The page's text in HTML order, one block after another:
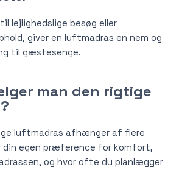
lejlighedslige besøg eller
giver en luftmadras en nem og
til gæstesenge.
man den rigtige
luftmadras afhænger af flere
din egen præference for komfort,
og hvor ofte du planlægger